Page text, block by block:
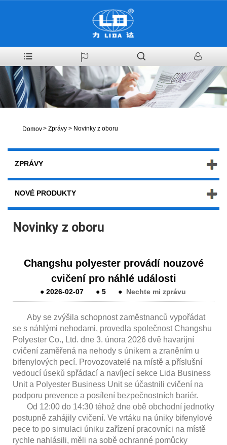
Domov> Zprávy > Novinky z oboru
ZPRÁVY
NOVÉ PRODUKTY
Novinky z oboru
Changshu polyester provádí nouzové
cvičení pro náhlé události
●2026-02-07 ●5 ● Nechte mi zprávu
Aby se zvýšila schopnost zaměstnanců vypořádat
se s náhlými nehodami, provedla společnost Changshu
Polyester Co., Ltd. dne 3. února 2026 dvě havarijní
cvičení zaměřená na nehody s únikem a zraněním u
bifenylových pecí. Provozovatelé na místě a příslušní
vedoucí úseků spřádací a navíjecí sekce Lida Business
Unit a Polyester Business Unit se účastnili cvičení na
podporu prevence a posílení bezpečnostních bariér.
Od 12:00 do 14:30 téhož dne obě obchodní jednotky
postupně zahájily cvičení. Ve vrtáku na úniky bifenylové
pece to po simulaci úniku zařízení pracovníci na místě
rychle nahlásili, měli na sobě ochranné pomůcky